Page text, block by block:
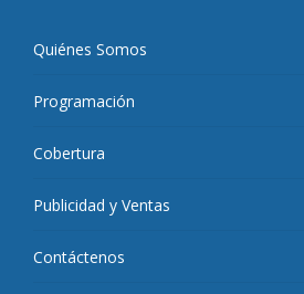
Quiénes Somos
Programación
Cobertura
Publicidad y Ventas
Contáctenos